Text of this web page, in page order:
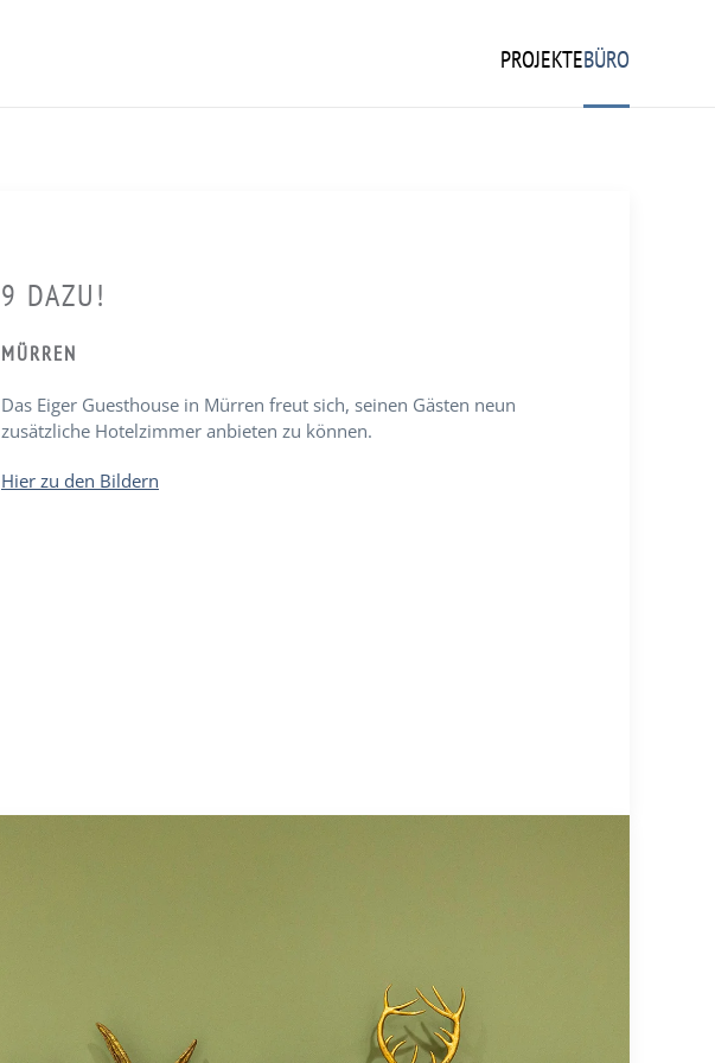
PROJEKTEBÜRO
9 DAZU!
MÜRREN
Das Eiger Guesthouse in Mürren freut sich, seinen Gästen neun
zusätzliche Hotelzimmer anbieten zu können.
Hier zu den Bildern